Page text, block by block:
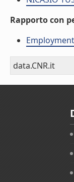
Rapporto con
data.CNR.it